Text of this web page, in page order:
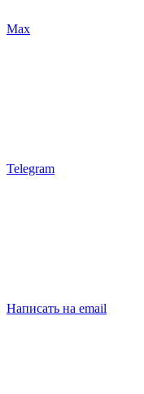
Max
Telegram
Написать на email